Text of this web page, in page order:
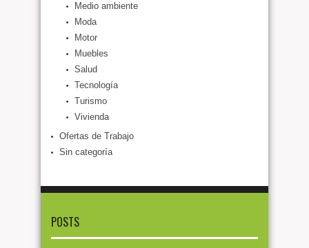
Medio ambiente
Moda
Motor
Muebles
Salud
Tecnología
Turismo
Vivienda
Ofertas de Trabajo
Sin categoría
POSTS